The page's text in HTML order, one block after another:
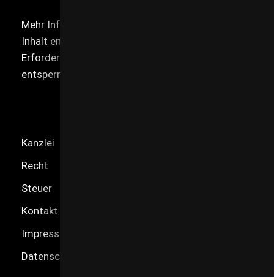
Mehr Informationen
Inhalt entsperren
Erforderlichen Service akzeptieren und Inhalte
entsperren
Kanzlei
Recht
Steuer
Kontakt
Impressum
Datenschutz